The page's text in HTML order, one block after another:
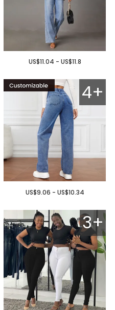
US$11.04 - US$11.8
4+
US$9.06 - US$10.34
3+